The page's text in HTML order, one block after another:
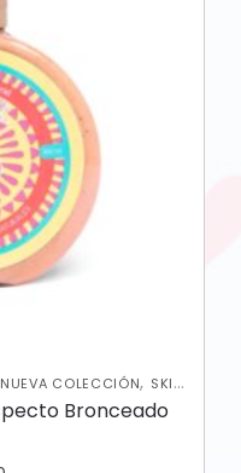
NUEVA COLECCIÓN, SKIN
Bronceado